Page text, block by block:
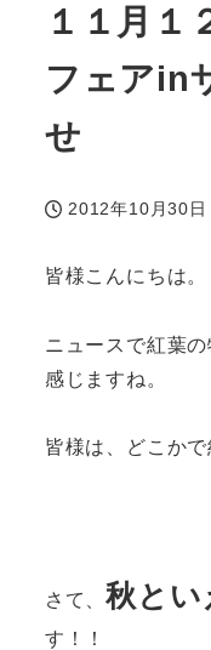
１１月
フェアin
せ
投稿日
2012年10月30日
皆様こんにちは。
ニュースで紅葉
感じますね。
皆様は、どこか
さて、秋とい
す！！